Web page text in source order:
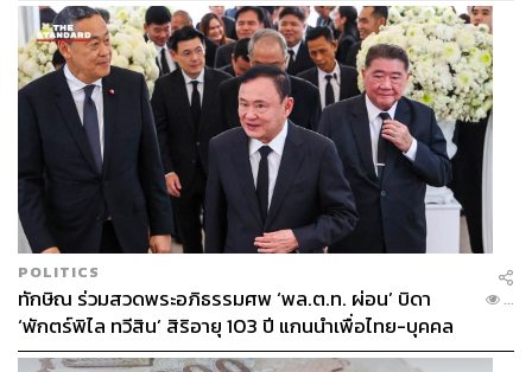
POLITICS
ทักษิณ ร่วมสวดพระอภิธรรมศพ ‘พล.ต.ท. ผ่อน’ บิดา
‘พักตร์พิไล ทวีสิน’ สิริอายุ 103 ปี แกนนำเพื่อไทย-บุคคล
หลากวงการร่วมอาลัย
...